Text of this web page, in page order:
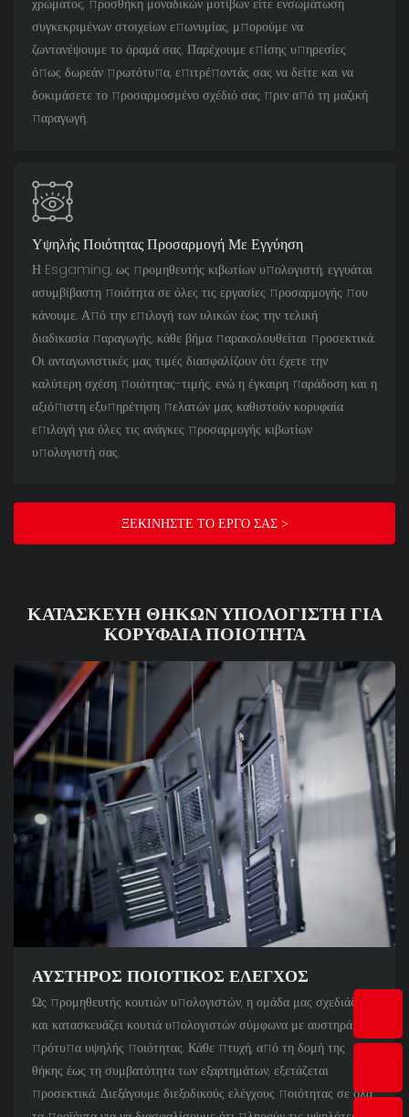
χρώματος, προσθήκη μοναδικών μοτίβων είτε ενσωμάτωση
συγκεκριμένων στοιχείων επωνυμίας, μπορούμε να
ζωντανέψουμε το όραμά σας. Παρέχουμε επίσης υπηρεσίες
όπως δωρεάν πρωτότυπα, επιτρέποντάς σας να δείτε και να
δοκιμάσετε το προσαρμοσμένο σχέδιό σας πριν από τη μαζική
παραγωγή.
Υψηλής Ποιότητας Προσαρμογή Με Εγγύηση
Η Esgaming, ως προμηθευτής κιβωτίων υπολογιστή, εγγυάται
ασυμβίβαστη ποιότητα σε όλες τις εργασίες προσαρμογής που
κάνουμε. Από την επιλογή των υλικών έως την τελική
διαδικασία παραγωγής, κάθε βήμα παρακολουθείται προσεκτικά.
Οι ανταγωνιστικές μας τιμές διασφαλίζουν ότι έχετε την
καλύτερη σχέση ποιότητας-τιμής, ενώ η έγκαιρη παράδοση και η
αξιόπιστη εξυπηρέτηση πελατών μας καθιστούν κορυφαία
επιλογή για όλες τις ανάγκες προσαρμογής κιβωτίων
υπολογιστή σας.
ΞΕΚΙΝΉΣΤΕ ΤΟ ΈΡΓΟ ΣΑΣ >
ΚΑΤΑΣΚΕΥΉ ΘΗΚΏΝ ΥΠΟΛΟΓΙΣΤΉ ΓΙΑ
ΚΟΡΥΦΑΊΑ ΠΟΙΌΤΗΤΑ
ΑΥΣΤΗΡΌΣ ΠΟΙΟΤΙΚΌΣ ΈΛΕΓΧΟΣ
Ως προμηθευτής κουτιών υπολογιστών, η ομάδα μας σχεδιάζει
και κατασκευάζει κουτιά υπολογιστών σύμφωνα με αυστηρά
πρότυπα υψηλής ποιότητας. Κάθε πτυχή, από τη δομή της
θήκης έως τη συμβατότητα των εξαρτημάτων, εξετάζεται
προσεκτικά. Διεξάγουμε διεξοδικούς ελέγχους ποιότητας σε όλα